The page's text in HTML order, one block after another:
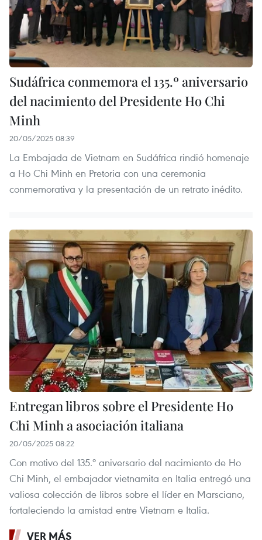
Sudáfrica conmemora el 135.º aniversario
del nacimiento del Presidente Ho Chi
Minh
20/05/2025 08:39
La Embajada de Vietnam en Sudáfrica rindió homenaje
a Ho Chi Minh en Pretoria con una ceremonia
conmemorativa y la presentación de un retrato inédito.
Entregan libros sobre el Presidente Ho
Chi Minh a asociación italiana
20/05/2025 08:22
Con motivo del 135.º aniversario del nacimiento de Ho
Chi Minh, el embajador vietnamita en Italia entregó una
valiosa colección de libros sobre el líder en Marsciano,
fortaleciendo la amistad entre Vietnam e Italia.
VER MÁS